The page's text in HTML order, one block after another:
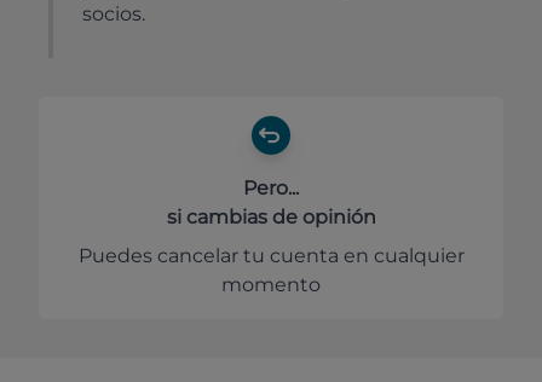
socios.
Pero...
si cambias de opinión
Puedes cancelar tu cuenta en cualquier
momento